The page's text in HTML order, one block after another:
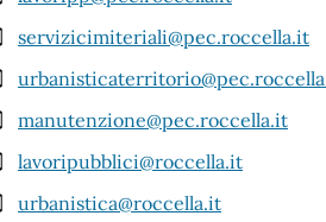
servizicimiteriali@pec.roccella.it
manutenzione@pec.roccella.it
lavoripubblici@roccella.it
urbanistica@roccella.it